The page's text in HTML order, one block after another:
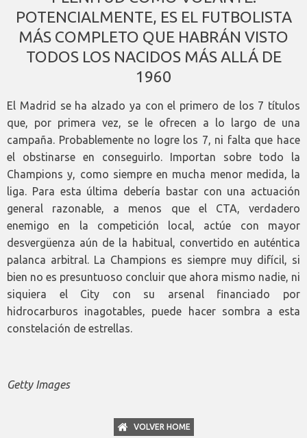
POTENCIALMENTE, ES EL FUTBOLISTA
MÁS COMPLETO QUE HABRÁN VISTO
TODOS LOS NACIDOS MÁS ALLÁ DE
1960
El Madrid se ha alzado ya con el primero de los 7 títulos
que, por primera vez, se le ofrecen a lo largo de una
campaña. Probablemente no logre los 7, ni falta que hace
el obstinarse en conseguirlo. Importan sobre todo la
Champions y, como siempre en mucha menor medida, la
liga. Para esta última debería bastar con una actuación
general razonable, a menos que el CTA, verdadero
enemigo en la competición local, actúe con mayor
desvergüenza aún de la habitual, convertido en auténtica
palanca arbitral. La Champions es siempre muy difícil, si
bien no es presuntuoso concluir que ahora mismo nadie, ni
siquiera el City con su arsenal financiado por
hidrocarburos inagotables, puede hacer sombra a esta
constelación de estrellas.
Getty Images
VOLVER HOME